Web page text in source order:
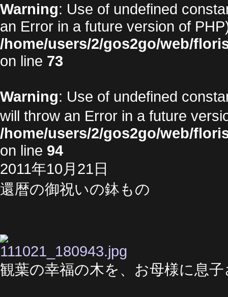
Warning: Use of undefined
an Error in a future version of
/home/users/2/gos2go/web/
on line 73
Warning: Use of undefined
will throw an Error in a future
/home/users/2/gos2go/web/
on line 94
2011年10月21日
還暦の御祝いの鉢もの
観葉の幸福の木を、お母様に息